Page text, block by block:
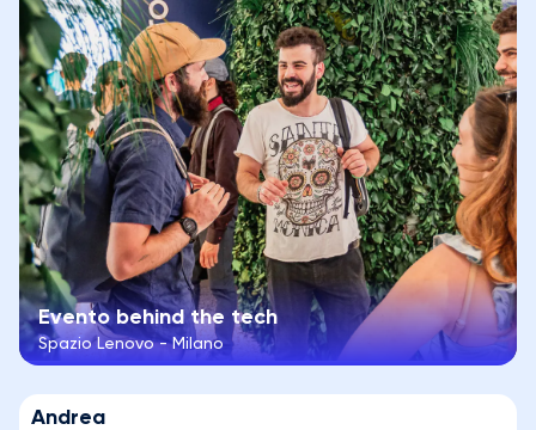
Evento behind the tech
Spazio Lenovo - Milano
Andrea